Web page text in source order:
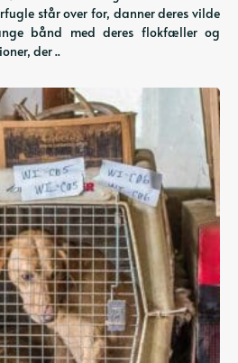
står over for, danner deres vilde
bånd med deres flokfæller og
der ..